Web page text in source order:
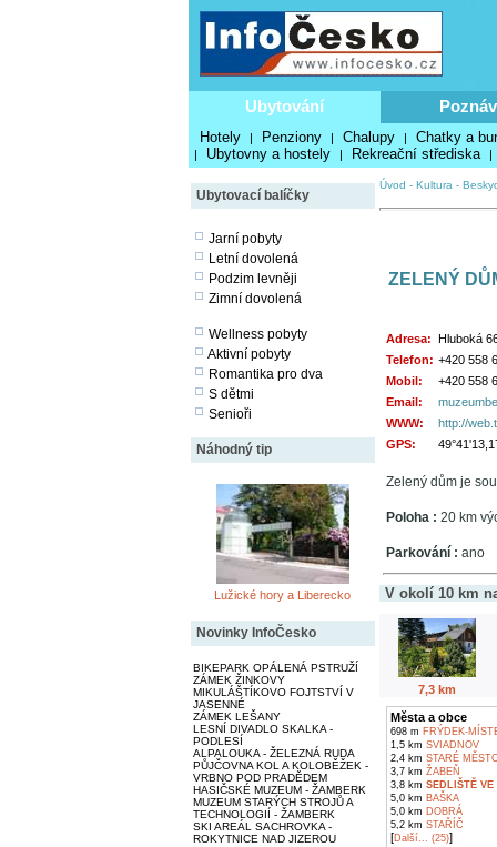
Ubytování
Hotely | Penziony | Chalupy | Chatky a
| Ubytovny a hostely | Rekreační střediska |
Ubytovací balíčky
Jarní pobyty
Letní dovolená
Podzim levněji
Zimní dovolená
Wellness pobyty
Aktivní pobyty
Romantika pro dva
S dětmi
Senioři
Náhodný tip
Lužické hory a Liberecko
Novinky InfoČesko
BIKEPARK OPÁLENÁ PSTRUŽÍ
ZÁMEK ŽINKOVY
MIKULÁŠTÍKOVO FOJTSTVÍ V
JASENNÉ
ZÁMEK LEŠANY
LESNÍ DIVADLO SKALKA -
PODLESÍ
ALPALOUKA - ŽELEZNÁ RUDA
PŮJČOVNA KOL A KOLOBĚŽEK -
VRBNO POD PRADĚDEM
HASIČSKÉ MUZEUM - ŽAMBERK
MUZEUM STARÝCH STROJŮ A
TECHNOLOGIÍ - ŽAMBERK
SKI AREÁL SACHROVKA -
ROKYTNICE NAD JIZEROU
Úvod - Kultura -
ZELENÝ
Adresa: Hluboká
Telefon: +420 558
Mobil:
+420 558
Email:
WWW:
http://
GPS:
Zelený dům je
Poloha : 20 km
Parkování : ano
V okolí 10 km
7,3 km
Města a obce
698 m FRÝDEK-
1,5 km SVIADNOV
2,4 km STARÉ
3,7 km ŽABEŇ
3,8 km SEDLIŠTĚ VE
5,0 km BAŠKA
5,0 km DOBRÁ
5,2 km STAŘÍČ
[Další... (25)]